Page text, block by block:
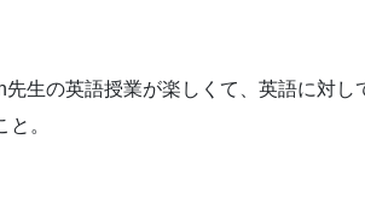
先生の英語授業が楽しくて、英語に対
と。